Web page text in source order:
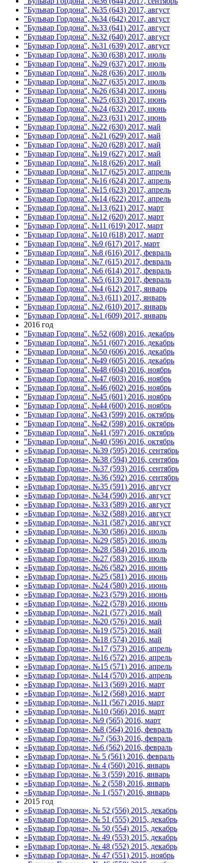
"Бульвар Гордона", №35 (643) 2017, август
"Бульвар Гордона", №34 (642) 2017, август
"Бульвар Гордона", №33 (641) 2017, август
"Бульвар Гордона", №32 (640) 2017, август
"Бульвар Гордона", №31 (639) 2017, август
"Бульвар Гордона", №30 (638) 2017, июль
"Бульвар Гордона", №29 (637) 2017, июль
"Бульвар Гордона", №28 (636) 2017, июль
"Бульвар Гордона", №27 (635) 2017, июль
"Бульвар Гордона", №26 (634) 2017, июнь
"Бульвар Гордона", №25 (633) 2017, июнь
"Бульвар Гордона", №24 (632) 2017, июнь
"Бульвар Гордона", №23 (631) 2017, июнь
"Бульвар Гордона", №22 (630) 2017, май
"Бульвар Гордона", №21 (629) 2017, май
"Бульвар Гордона", №20 (628) 2017, май
"Бульвар Гордона", №19 (627) 2017, май
"Бульвар Гордона", №18 (626) 2017, май
"Бульвар Гордона", №17 (625) 2017, апрель
"Бульвар Гордона", №16 (624) 2017, апрель
"Бульвар Гордона", №15 (623) 2017, апрель
"Бульвар Гордона", №14 (622) 2017, апрель
"Бульвар Гордона", №13 (621) 2017, март
"Бульвар Гордона", №12 (620) 2017, март
"Бульвар Гордона", №11 (619) 2017, март
"Бульвар Гордона", №10 (618) 2017, март
"Бульвар Гордона", №9 (617) 2017, март
"Бульвар Гордона", №8 (616) 2017, февраль
"Бульвар Гордона", №7 (615) 2017, февраль
"Бульвар Гордона", №6 (614) 2017, февраль
"Бульвар Гордона", №5 (613) 2017, февраль
"Бульвар Гордона", №4 (612) 2017, январь
"Бульвар Гордона", №3 (611) 2017, январь
"Бульвар Гордона", №2 (610) 2017, январь
"Бульвар Гордона", №1 (609) 2017, январь
2016 год
"Бульвар Гордона", №52 (608) 2016, декабрь
"Бульвар Гордона", №51 (607) 2016, декабрь
"Бульвар Гордона", №50 (606) 2016, декабрь
"Бульвар Гордона", №49 (605) 2016, декабрь
"Бульвар Гордона", №48 (604) 2016, ноябрь
"Бульвар Гордона", №47 (603) 2016, ноябрь
"Бульвар Гордона", №46 (602) 2016, ноябрь
"Бульвар Гордона", №45 (601) 2016, ноябрь
"Бульвар Гордона", №44 (600) 2016, ноябрь
"Бульвар Гордона", №43 (599) 2016, октябрь
"Бульвар Гордона", №42 (598) 2016, октябрь
"Бульвар Гордона", №41 (597) 2016, октябрь
"Бульвар Гордона", №40 (596) 2016, октябрь
«Бульвар Гордона», №39 (595) 2016, сентябрь
«Бульвар Гордона», №38 (594) 2016, сентябрь
«Бульвар Гордона», №37 (593) 2016, сентябрь
«Бульвар Гордона», №36 (592) 2016, сентябрь
«Бульвар Гордона», №35 (591) 2016, август
«Бульвар Гордона», №34 (590) 2016, август
«Бульвар Гордона», №33 (589) 2016, август
«Бульвар Гордона», №32 (588) 2016, август
«Бульвар Гордона», №31 (587) 2016, август
«Бульвар Гордона», №30 (586) 2016, июль
«Бульвар Гордона», №29 (585) 2016, июль
«Бульвар Гордона», №28 (584) 2016, июль
«Бульвар Гордона», №27 (583) 2016, июль
«Бульвар Гордона», №26 (582) 2016, июнь
«Бульвар Гордона», №25 (581) 2016, июнь
«Бульвар Гордона», №24 (580) 2016, июнь
«Бульвар Гордона», №23 (579) 2016, июнь
«Бульвар Гордона», №22 (578) 2016, июнь
«Бульвар Гордона», №21 (577) 2016, май
«Бульвар Гордона», №20 (576) 2016, май
«Бульвар Гордона», №19 (575) 2016, май
«Бульвар Гордона», №18 (574) 2016, май
«Бульвар Гордона», №17 (573) 2016, апрель
«Бульвар Гордона», №16 (572) 2016, апрель
«Бульвар Гордона», №15 (571) 2016, апрель
«Бульвар Гордона», №14 (570) 2016, апрель
«Бульвар Гордона», №13 (569) 2016, март
«Бульвар Гордона», №12 (568) 2016, март
«Бульвар Гордона», №11 (567) 2016, март
«Бульвар Гордона», №10 (566) 2016, март
«Бульвар Гордона», №9 (565) 2016, март
«Бульвар Гордона», №8 (564) 2016, февраль
«Бульвар Гордона», №7 (563) 2016, февраль
«Бульвар Гордона», №6 (562) 2016, февраль
«Бульвар Гордона», № 5 (561) 2016, февраль
«Бульвар Гордона», № 4 (560) 2016, январь
«Бульвар Гордона», № 3 (559) 2016, январь
«Бульвар Гордона», № 2 (558) 2016, январь
«Бульвар Гордона», № 1 (557) 2016, январь
2015 год
«Бульвар Гордона», № 52 (556) 2015, декабрь
«Бульвар Гордона», № 51 (555) 2015, декабрь
«Бульвар Гордона», № 50 (554) 2015, декабрь
«Бульвар Гордона», № 49 (553) 2015, декабрь
«Бульвар Гордона», № 48 (552) 2015, декабрь
«Бульвар Гордона», № 47 (551) 2015, ноябрь